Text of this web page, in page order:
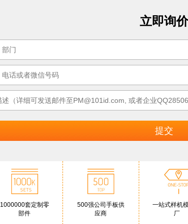
立即询价
1000000套定制零
部件
500强公司手板供
应商
一站式样机
厂